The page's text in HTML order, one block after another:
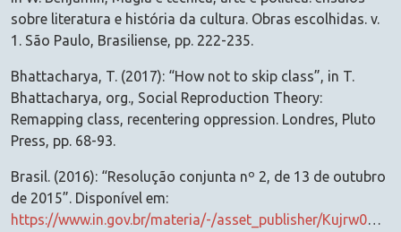
sobre literatura e história da cultura. Obras escolhidas. v.
1. São Paulo, Brasiliense, pp. 222-235.
Bhattacharya, T. (2017): “How not to skip class”, in T.
Bhattacharya, org., Social Reproduction Theory:
Remapping class, recentering oppression. Londres, Pluto
Press, pp. 68-93.
Brasil. (2016): “Resolução conjunta nº 2, de 13 de outubro
de 2015”. Disponível em:
https://www.in.gov.br/materia/-/asset_publisher/